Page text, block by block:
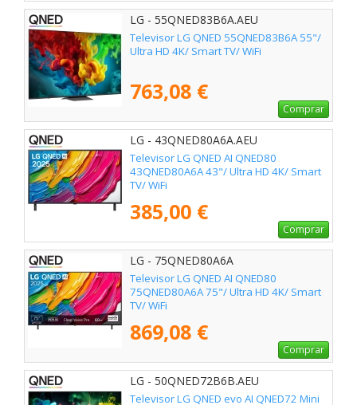
LG - 55QNED83B6A.AEU
Televisor LG QNED 55QNED83B6A 55"/
Ultra HD 4K/ Smart TV/ WiFi
763,08 €
Comprar
LG - 43QNED80A6A.AEU
Televisor LG QNED AI QNED80
43QNED80A6A 43"/ Ultra HD 4K/ Smart
TV/ WiFi
385,00 €
Comprar
LG - 75QNED80A6A
Televisor LG QNED AI QNED80
75QNED80A6A 75"/ Ultra HD 4K/ Smart
TV/ WiFi
869,08 €
Comprar
LG - 50QNED72B6B.AEU
Televisor LG QNED evo AI QNED72 Mini